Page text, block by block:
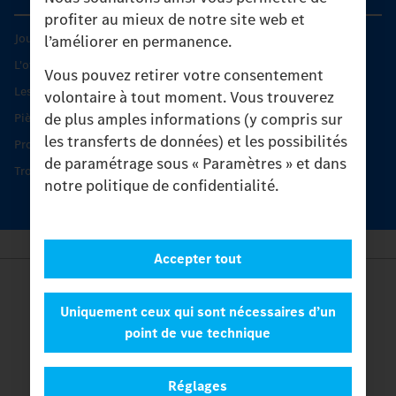
profiter au mieux de notre site web et
l’améliorer en permanence.
Vous pouvez retirer votre consentement
volontaire à tout moment. Vous trouverez
de plus amples informations (y compris sur
les transferts de données) et les possibilités
de paramétrage sous « Paramètres » et dans
notre politique de confidentialité.
Réglages
Uniquement ceux qui sont nécessaires d’un
point de vue technique
Accepter tout
Journées diagnostic Technique S.A.V Unimog
L'offre de services Unimog
Les produits phares
Pièces d’origine
Protection et maintien de la valeur
Trouver un partenaire
Provider
Legal Notice
Contact
Cookies
Protection des données
Paramètres